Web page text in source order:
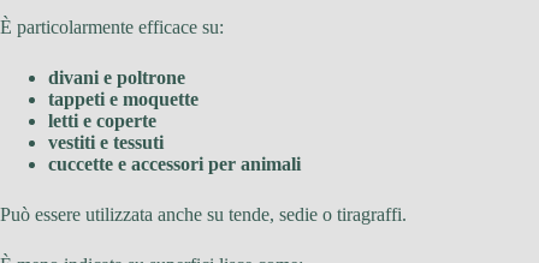
È particolarmente efficace su:
divani e poltrone
tappeti e moquette
letti e coperte
vestiti e tessuti
cuccette e accessori per animali
Può essere utilizzata anche su tende, sedie o tiragraffi.